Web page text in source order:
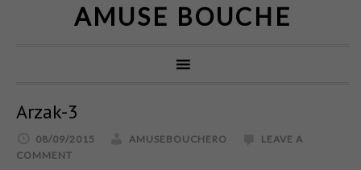
AMUSE BOUCHE
Arzak-3
08/09/2015 AMUSEBOUCHERO
LEAVE A
COMMENT